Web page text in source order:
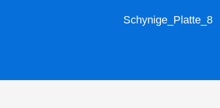
Schynige_Platte_8